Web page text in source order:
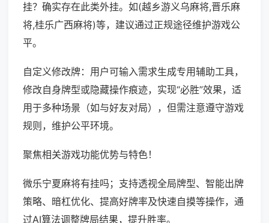
挂？确实存在此类外挂。如(越乡游义乌麻将,晋乐麻
将,桂乐广西麻将)等，建议通过正规途径维护游戏公
平。
自定义修改牌：用户可输入需求生成专用辅助工具，
修改自身牌型或隐藏操作痕迹，实现“必胜”效果，适
用于多种场景（如与好友对局），但需注意遵守游戏
规则，维护公平环境。
聚焦相关游戏功能优势与特色！
微乐宁夏麻将有挂吗；支持透视全局牌型、智能出牌
策略、暗杠优化、提高好牌率及快速自摸等操作，通
过AI算法调整牌局结果，提升胜率。